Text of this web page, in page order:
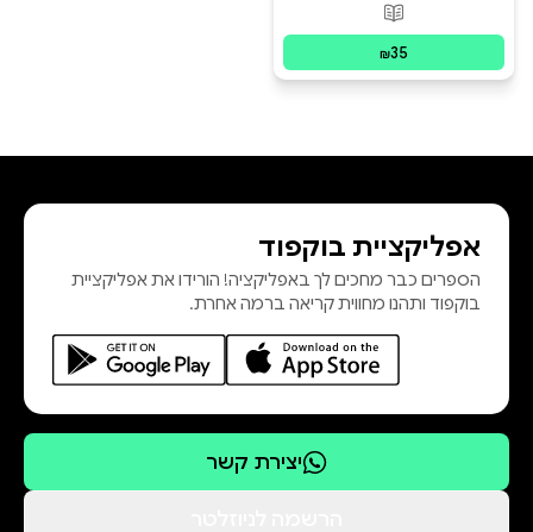
פורמטים זמינים
₪35
אפליקציית בוקפוד
הספרים כבר מחכים לך באפליקציה! הורידו את אפליקציית
בוקפוד ותהנו מחווית קריאה ברמה אחרת.
יצירת קשר